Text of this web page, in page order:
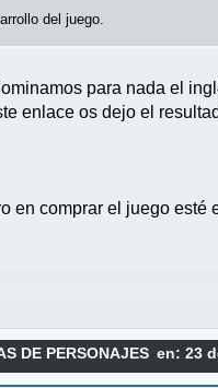
del juego.
para nada el
enlace os dejo el
en comprar el juego esté
en: 23
DE PERSONAJES